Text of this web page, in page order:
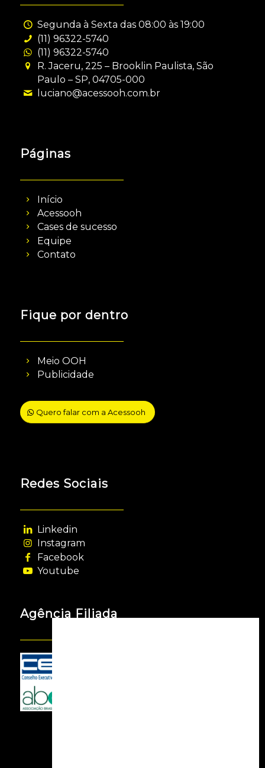
Segunda à Sexta das 08:00 às 19:00
(11) 96322-5740
(11) 96322-5740
R. Jaceru, 225 – Brooklin Paulista, São
Paulo – SP, 04705-000
luciano@acessooh.com.br
Páginas
Início
Acessooh
Cases de sucesso
Equipe
Contato
Fique por dentro
Meio OOH
Publicidade
Quero falar com a Acessooh
Redes Sociais
Linkedin
Instagram
Facebook
Youtube
Agência Filiada